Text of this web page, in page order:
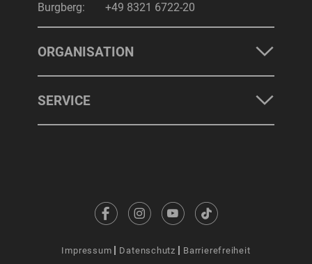
Burgberg:
+49 8321 6722-20
ORGANISATION
SERVICE
Impressum Datenschutz Barrierefreiheit